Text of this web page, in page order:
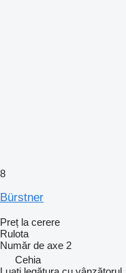
8
Bürstner
Preț la cerere
Rulota
Număr de axe 2
Cehia